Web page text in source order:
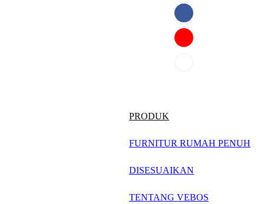
Pilipino
ภาษาไทย
PRODUK
FURNITUR RUMAH PENUH
DISESUAIKAN
TENTANG VEBOS